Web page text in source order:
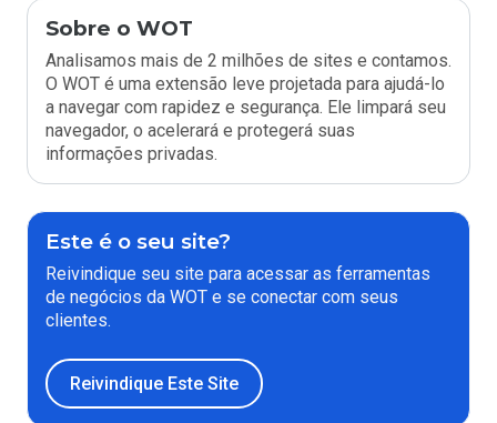
Sobre o WOT
Analisamos mais de 2 milhões de sites e contamos.
O WOT é uma extensão leve projetada para ajudá-lo
a navegar com rapidez e segurança. Ele limpará seu
navegador, o acelerará e protegerá suas
informações privadas.
Este é o seu site?
Reivindique seu site para acessar as ferramentas
de negócios da WOT e se conectar com seus
clientes.
Reivindique Este Site